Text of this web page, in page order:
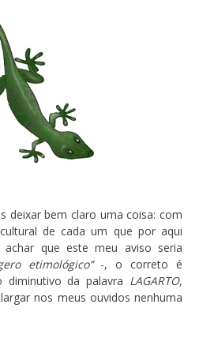
deixar bem claro uma coisa: com
de cada um que por aqui
que este meu aviso seria
etimológico”-, o correto é
diminutivo da palavra LAGARTO,
nos meus ouvidos nenhuma